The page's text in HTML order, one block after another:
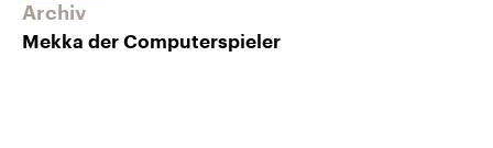
Archiv
Mekka der Computerspieler